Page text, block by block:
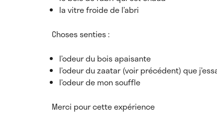
la vitre froide de l’abri
Choses senties :
l’odeur du bois apaisante
l’odeur du zaatar (voir précédent) que
l’odeur de mon souffle
Merci pour cette expérience